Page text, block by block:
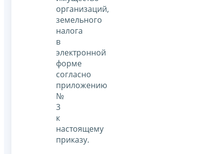
организаций,
земельного
налога
в
электронной
форме
согласно
приложению
№
3
к
настоящему
приказу.